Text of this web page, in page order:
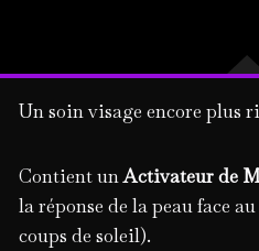
Un soin visage encore plus
Contient unActivateur de
la réponse de la peau face
coups de soleil).